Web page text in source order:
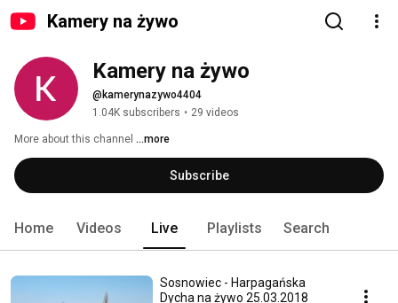
Kamery na żywo
Kamery na żywo
@kamerynazywo4404
1.04K subscribers • 29 videos
More about this channel ...more
Subscribe
Home Videos Live Playlists Search
Sosnowiec - Harpagańska
Dycha na żywo 25.03.2018